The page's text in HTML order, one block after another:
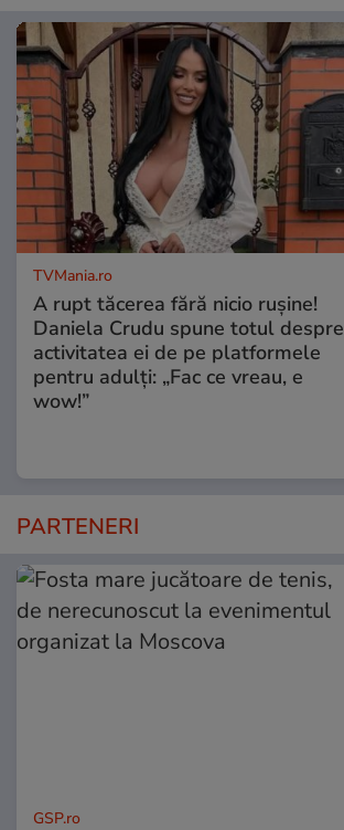
TVMania.ro
A rupt tăcerea fără nicio rușine!
Daniela Crudu spune totul despre
activitatea ei de pe platformele
pentru adulți: „Fac ce vreau, e
wow!”
PARTENERI
GSP.ro